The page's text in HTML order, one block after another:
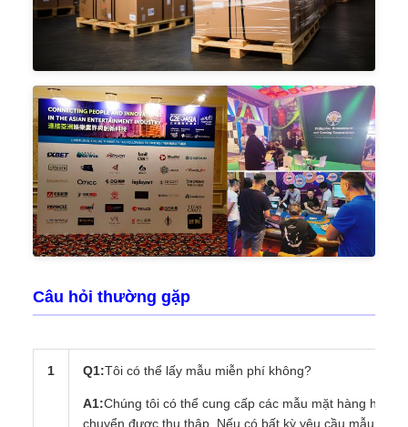
Câu hỏi thường gặp
1 Q1:Tôi có thể lấy mẫu miễn phí không?
A1:Chúng tôi có thể cung cấp các mẫu mặt hàng hiện
chuyển được thu thập. Nếu có bất kỳ yêu cầu mẫu đặc